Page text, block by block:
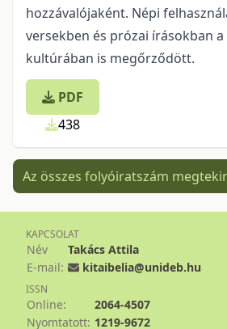
hozzávalójaként. Népi
versekben és prózai írásokban
kultúrában is megőrződött.
PDF
438
Az összes folyóiratszám
KAPCSOLAT
Név
Takács Attila
E-mail:
kitaibelia@unideb.hu
ISSN
Online:
2064-4507
Nyomtatott: 1219-9672